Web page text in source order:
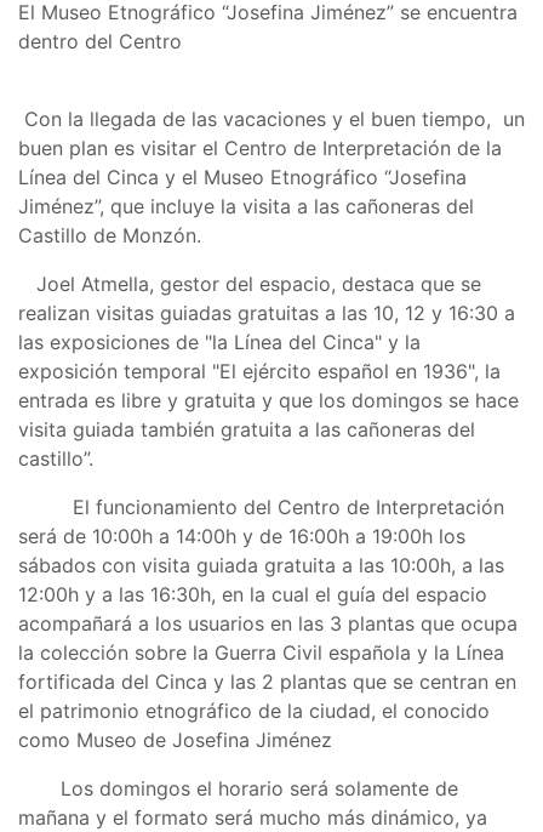
El Museo Etnográfico “Josefina Jiménez” se encuentra
dentro del Centro
Con la llegada de las vacaciones y el buen tiempo, un
buen plan es visitar el Centro de Interpretación de la
Línea del Cinca y el Museo Etnográfico “Josefina
Jiménez”, que incluye la visita a las cañoneras del
Castillo de Monzón.
Joel Atmella, gestor del espacio, destaca que se
realizan visitas guiadas gratuitas a las 10, 12 y 16:30 a
las exposiciones de "la Línea del Cinca" y la
exposición temporal "El ejército español en 1936", la
entrada es libre y gratuita y que los domingos se hace
visita guiada también gratuita a las cañoneras del
castillo”.
El funcionamiento del Centro de Interpretación
será de 10:00h a 14:00h y de 16:00h a 19:00h los
sábados con visita guiada gratuita a las 10:00h, a las
12:00h y a las 16:30h, en la cual el guía del espacio
acompañará a los usuarios en las 3 plantas que ocupa
la colección sobre la Guerra Civil española y la Línea
fortificada del Cinca y las 2 plantas que se centran en
el patrimonio etnográfico de la ciudad, el conocido
como Museo de Josefina Jiménez
Los domingos el horario será solamente de
mañana y el formato será mucho más dinámico, ya